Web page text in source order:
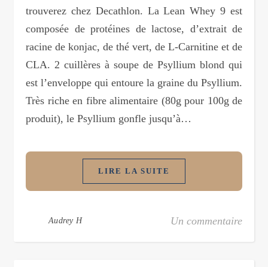
trouverez chez Decathlon. La Lean Whey 9 est
composée de protéines de lactose, d’extrait de
racine de konjac, de thé vert, de L-Carnitine et de
CLA. 2 cuillères à soupe de Psyllium blond qui
est l’enveloppe qui entoure la graine du Psyllium.
Très riche en fibre alimentaire (80g pour 100g de
produit), le Psyllium gonfle jusqu’à…
LIRE LA SUITE
Audrey H Un commentaire